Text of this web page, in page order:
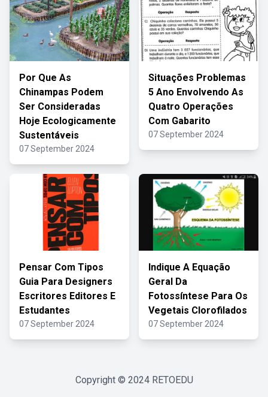
Por Que As
Chinampas Podem
Ser Consideradas
Hoje Ecologicamente
Sustentáveis
07 September 2024
Situações Problemas
5 Ano Envolvendo As
Quatro Operações
Com Gabarito
07 September 2024
Pensar Com Tipos
Guia Para Designers
Escritores Editores E
Estudantes
07 September 2024
Indique A Equação
Geral Da
Fotossíntese Para Os
Vegetais Clorofilados
07 September 2024
Copyright © 2024 RETOEDU